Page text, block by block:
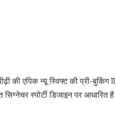
की एपिक न्यू स्विफ्ट की प्री-बुकिंग
स्पोर्टी डिजाइन पर आधारित